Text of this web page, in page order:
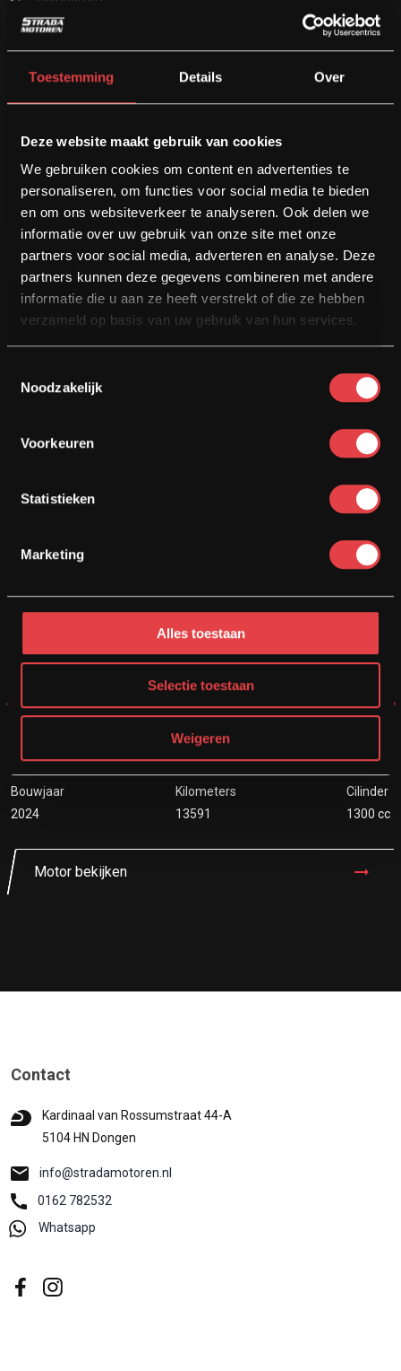
Toestemming Details Over
Deze website maakt gebruik van cookies
We gebruiken cookies om content en advertenties te
personaliseren, om functies voor social media te bieden
en om ons websiteverkeer te analyseren. Ook delen we
informatie over uw gebruik van onze site met onze
partners voor social media, adverteren en analyse. Deze
partners kunnen deze gegevens combineren met andere
informatie die u aan ze heeft verstrekt of die ze hebben
verzameld op basis van uw gebruik van hun services.
Noodzakelijk
Voorkeuren
Statistieken
Marketing
Alles toestaan
Selectie toestaan
Weigeren
Schakelassistent PRO
Voorbereiding navigatiesysteem
Complete R1200GSA Triple Black, met complete
onderhoudshistorie!
NU RIJDEN! BETALEN DOE JE MET MATE
BMW R1300GS TRAMUNTANA
Bouwjaar
2024
Kilometers
13591
Cilinder
1300 cc
Motor bekijken
€ 23950
Contact
Kardinaal van Rossumstraat 44-A
5104 HN Dongen
info@stradamotoren.nl
0162 782532
Whatsapp